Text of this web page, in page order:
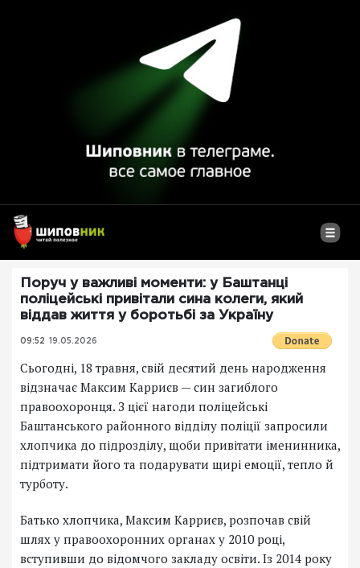
Поруч у важливі моменти: у Баштанці
поліцейські привітали сина колеги, який
віддав життя у боротьбі за Україну
09:52 19.05.2026
Сьогодні, 18 травня, свій десятий день народження
відзначає Максим Карриєв — син загиблого
правоохоронця. З цієї нагоди поліцейські
Баштанського районного відділу поліції запросили
хлопчика до підрозділу, щоби привітати іменинника,
підтримати його та подарувати щирі емоції, тепло й
турботу.
Батько хлопчика, Максим Карриєв, розпочав свій
шлях у правоохоронних органах у 2010 році,
вступивши до відомчого закладу освіти. Із 2014 року